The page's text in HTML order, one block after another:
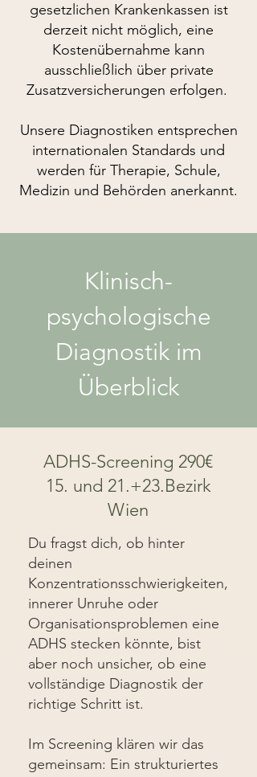
gesetzlichen Krankenkassen ist
derzeit nicht möglich, eine
Kostenübernahme kann
ausschließlich über private
Zusatzversicherungen erfolgen.
Unsere Diagnostiken entsprechen
internationalen Standards und
werden für Therapie, Schule,
Medizin und Behörden anerkannt.
Klinisch-
psychologische
Diagnostik im
Überblick
ADHS-Screening 290€
15. und 21.+23.Bezirk
Wien
Du fragst dich, ob hinter
deinen
Konzentrationsschwierigkeiten,
innerer Unruhe oder
Organisationsproblemen eine
ADHS stecken könnte, bist
aber noch unsicher, ob eine
vollständige Diagnostik der
richtige Schritt ist.
Im Screening klären wir das
gemeinsam: Ein strukturiertes